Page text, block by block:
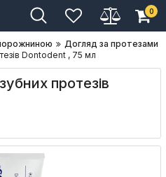
0
Догляд за протезами
Dontodent , 75 мл
протезів